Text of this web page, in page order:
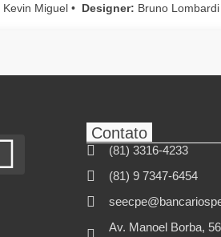
Kevin Miguel • Designer: Bruno Lombardi
Contato
(81) 3316-4233
(81) 9 7347-6454
Av. Manoel Borba,